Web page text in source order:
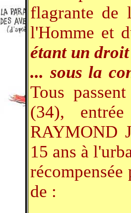
flagrante de
l'Homme et
étant un
... sous la
Tous
(34),
RAYMOND
15 ans à
de :